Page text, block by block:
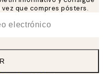
que compres pósters.